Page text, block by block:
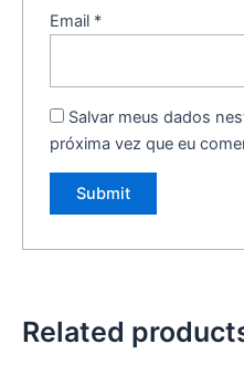
Email *
Salvar meus dados
próxima vez que eu
Related